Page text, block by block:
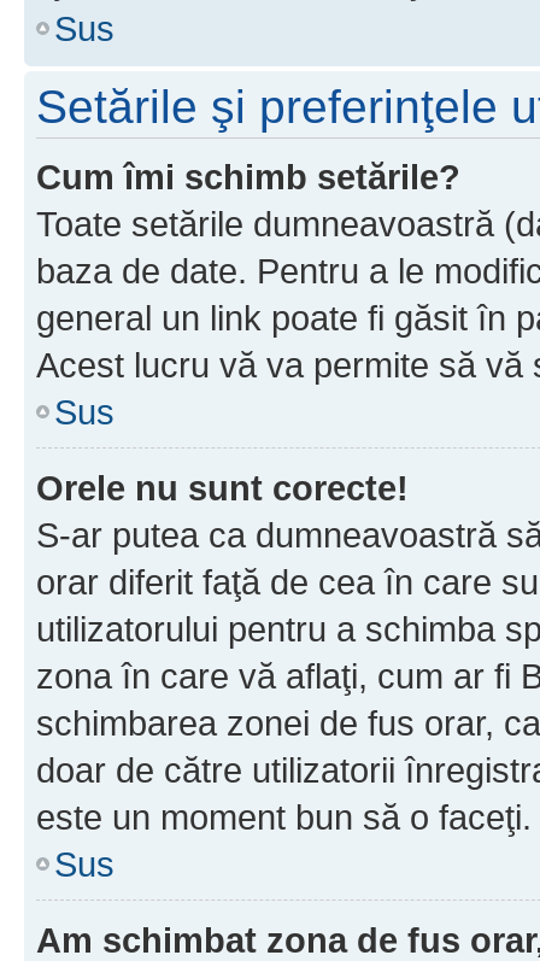
Sus
Setările şi preferinţele
Cum îmi schimb setările?
Toate setările dumneavoastră
baza de date. Pentru a le
general un link poate fi găsit în
Acest lucru vă va permite să vă
Sus
Orele nu sunt corecte!
S-ar putea ca dumneavoastră
orar diferit faţă de cea în care
utilizatorului pentru a schimba
zona în care vă aflaţi, cum ar fi
schimbarea zonei de fus orar,
doar de către utilizatorii
este un moment bun să o faceţi.
Sus
Am schimbat zona de fus